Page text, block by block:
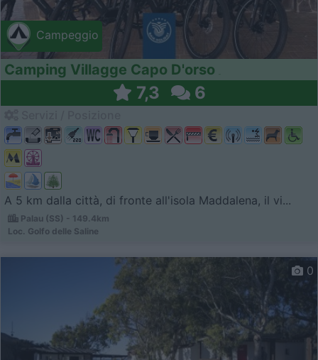
Campeggio
Camping Villagge Capo D'orso
7,3 6
A 5 km dalla città, di fronte all'isola Maddalena, il vi...
Palau (SS) - 149.4km
Loc. Golfo delle Saline
0